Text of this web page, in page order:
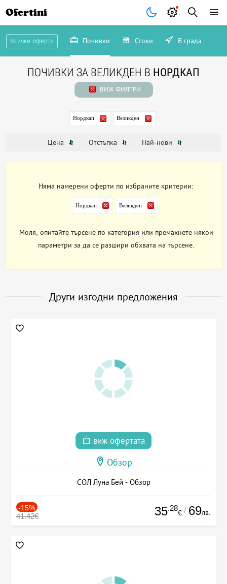
Ofertini
Всички оферти Почивки Стоки В града
ПОЧИВКИ ЗА ВЕЛИКДЕН В НОРДКАП
ВИЖ ФИЛТРИ
Нордкап Великден
Цена Отстъпка Най-нови
Няма намерени оферти по избраните критерии:
Нордкап Великден
Моля, опитайте търсене по категория или премахнете някои
параметри за да се разшири обхвата на търсене.
Други изгодни предложения
виж офертата
Обзор
СОЛ Луна Бей - Обзор
-15%
41.42€ 35.28
€ / 69лв.